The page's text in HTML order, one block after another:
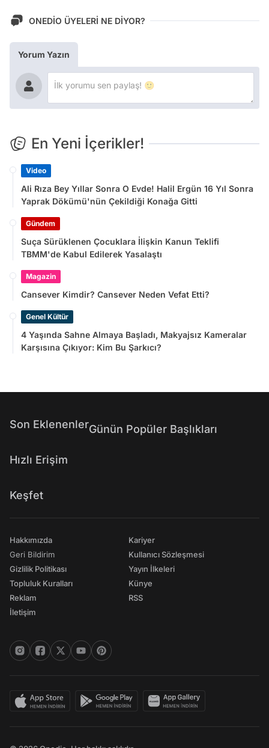
ONEDİO ÜYELERİ NE DİYOR?
Yorum Yazın
En Yeni İçerikler!
Video
Ali Rıza Bey Yıllar Sonra O Evde! Halil Ergün 16 Yıl Sonra
Yaprak Dökümü'nün Çekildiği Konağa Gitti
Gündem
Suça Sürüklenen Çocuklara İlişkin Kanun Teklifi
TBMM'de Kabul Edilerek Yasalaştı
Magazin
Cansever Kimdir? Cansever Neden Vefat Etti?
Genel Kültür
4 Yaşında Sahne Almaya Başladı, Makyajsız Kameralar
Karşısına Çıkıyor: Kim Bu Şarkıcı?
Son EklenenlerGünün Popüler Başlıkları
Hızlı Erişim
Keşfet
Hakkımızda
Geri Bildirim
Gizlilik Politikası
Topluluk Kuralları
Reklam
İletişim
Kariyer
Kullanıcı Sözleşmesi
Yayın İlkeleri
Künye
RSS